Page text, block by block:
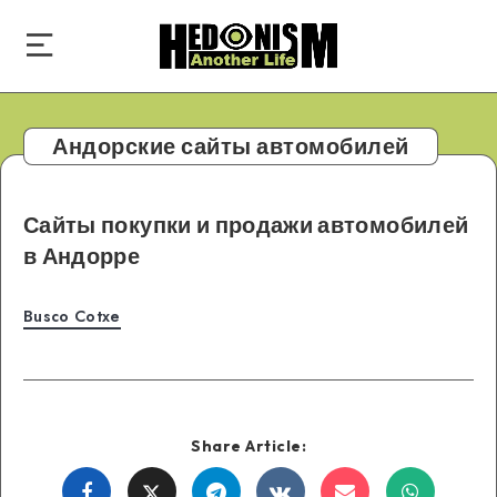
Андорские сайты автомобилей
Сайты покупки и продажи автомобилей
в Андорре
Busco Cotxe
Share Article:
Share
Share Share Share Share Share